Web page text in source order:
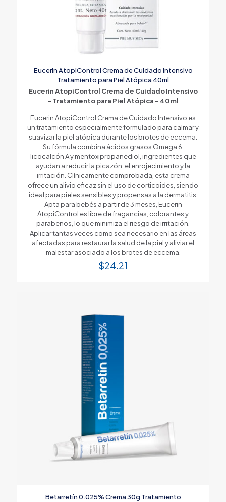
Eucerin AtopiControl Crema de Cuidado Intensivo
Tratamiento para Piel Atópica 40ml
Eucerin AtopiControl Crema de Cuidado Intensivo
– Tratamiento para Piel Atópica – 40 ml
Eucerin AtopiControl Crema de Cuidado Intensivo es
un tratamiento especialmente formulado para calmar y
suavizar la piel atópica durante los brotes de eccema.
Su fórmula combina ácidos grasos Omega 6,
licocalcón A y mentoxipropanediol, ingredientes que
ayudan a reducir la picazón, el enrojecimiento y la
irritación. Clínicamente comprobada, esta crema
ofrece un alivio eficaz sin el uso de corticoides, siendo
ideal para pieles sensibles y propensas a la dermatitis.
Apta para bebés a partir de 3 meses, Eucerin
AtopiControl es libre de fragancias, colorantes y
parabenos, lo que minimiza el riesgo de irritación.
Aplicar tantas veces como sea necesario en las áreas
afectadas para restaurar la salud de la piel y aliviar el
malestar asociado a los brotes de eccema.
$24.21
Betarretín 0.025% Crema 30g Tratamiento